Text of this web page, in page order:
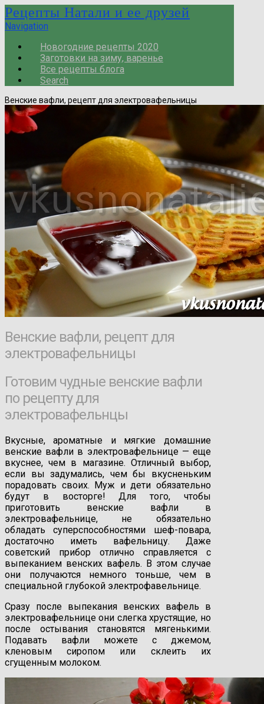
Рецепты Натали и ее друзей
Navigation
Новогодние рецепты 2020
Заготовки на зиму, варенье
Все рецепты блога
Search
Венские вафли, рецепт для электровафельницы
Венские вафли, рецепт для
электровафельницы
Готовим чудные венские вафли
по рецепту для
электровафельнцы
Вкусные, ароматные и мягкие домашние
венские вафли в электровафельнице — еще
вкуснее, чем в магазине. Отличный выбор,
если вы задумались, чем бы вкусненьким
порадовать своих. Муж и дети обязательно
будут в восторге! Для того, чтобы
приготовить венские вафли в
электровафельнице, не обязательно
обладать суперспособностями шеф-повара,
достаточно иметь вафельницу. Даже
советский прибор отлично справляется с
выпеканием венских вафель. В этом случае
они получаются немного тоньше, чем в
специальной глубокой электрофавельнице.
Сразу после выпекания венских вафель в
электровафельнице они слегка хрустящие, но
после остывания становятся мягенькими.
Подавать вафли можете с джемом,
кленовым сиропом или склеить их
сгущенным молоком.